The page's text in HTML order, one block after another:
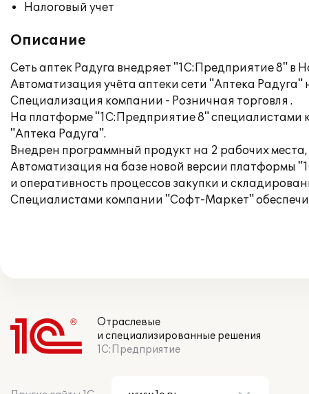
Налоговый учет
Описание
Сеть аптек Радуга внедряет "1С:Предприятие 8" в
Автоматизация учёта аптеки сети "Аптека
Специализация компании - Розничная торговля .
На платформе "1С:Предприятие 8" специалистами
"Аптека Радуга".
Внедрен программный продукт на 2 рабочих
Автоматизация на базе новой версии платформы
и оперативность процессов закупки и
Специалистами компании "Софт-Маркет"
Отраслевые
и специализированные решения
1С:Предприятие